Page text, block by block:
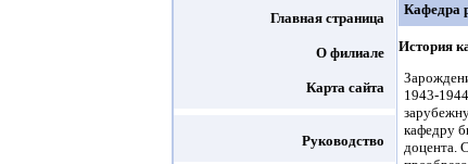
Главная страница
О филиале
Карта сайта
Руководство
Кафедра
История
1943-
кафедру
доцента.